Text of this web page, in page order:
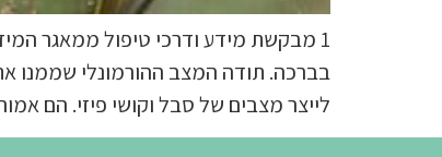
1 מבקשת מידע ודרכי טיפול ממאגר
בברכה. תודה המצב ההורמונלי שממנו
לייצר מצבים של סבל וקושי פיזי. הם